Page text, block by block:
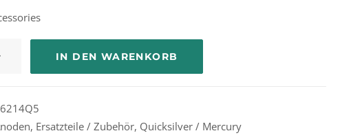
IN DEN WARENKORB
, Ersatzteile / Zubehör, Quicksilver / Mercury